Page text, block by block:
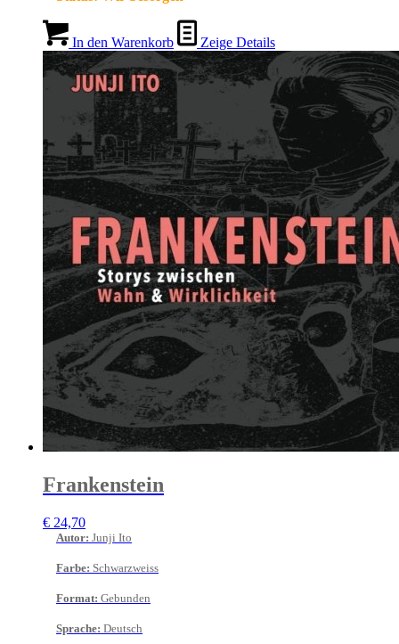
In den Warenkorb Zeige Details
Frankenstein
€ 24,70
Autor: Junji Ito
Farbe: Schwarzweiss
Format: Gebunden
Sprache: Deutsch